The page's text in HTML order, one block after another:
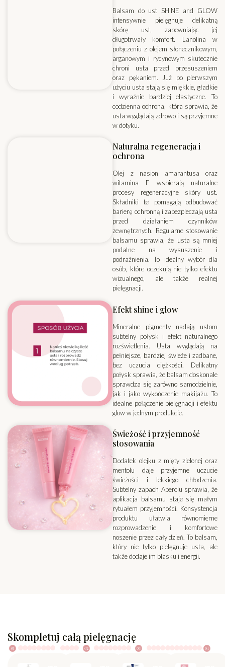
Balsam do ust SHINE and GLOW
intensywnie pielęgnuje delikatną
skórę ust, zapewniając jej
długotrwały komfort. Lanolina w
połączeniu z olejem słonecznikowym,
arganowym i rycynowym skutecznie
chroni usta przed przesuszeniem
oraz pękaniem. Już po pierwszym
użyciu usta stają się miękkie, gładkie
i wyraźnie bardziej elastyczne. To
codzienna ochrona, która sprawia, że
usta wyglądają zdrowo i są przyjemne
w dotyku.
Naturalna regeneracja i
ochrona
Olej z nasion amarantusa oraz
witamina E wspierają naturalne
procesy regeneracyjne skóry ust.
Składniki te pomagają odbudować
barierę ochronną i zabezpieczają usta
przed działaniem czynników
zewnętrznych. Regularne stosowanie
balsamu sprawia, że usta są mniej
podatne na wysuszenie i
podrażnienia. To idealny wybór dla
osób, które oczekują nie tylko efektu
wizualnego, ale także realnej
pielęgnacji.
Efekt shine i glow
Mineralne pigmenty nadają ustom
subtelny połysk i efekt naturalnego
rozświetlenia. Usta wyglądają na
pełniejsze, bardziej świeże i zadbane,
bez uczucia ciężkości. Delikatny
połysk sprawia, że balsam doskonale
sprawdza się zarówno samodzielnie,
jak i jako wykończenie makijażu. To
idealne połączenie pielęgnacji i efektu
glow w jednym produkcie.
Świeżość i przyjemność
stosowania
Dodatek olejku z mięty zielonej oraz
mentolu daje przyjemne uczucie
świeżości i lekkiego chłodzenia.
Subtelny zapach Aperolu sprawia, że
aplikacja balsamu staje się małym
rytuałem przyjemności. Konsystencja
produktu ułatwia równomierne
rozprowadzenie i komfortowe
noszenie przez cały dzień. To balsam,
który nie tylko pielęgnuje usta, ale
także dodaje im blasku i energii.
Skompletuj całą pielęgnację